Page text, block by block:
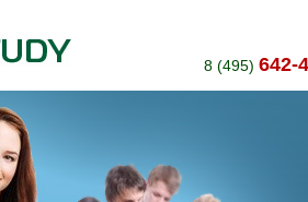
8 (495) 642-